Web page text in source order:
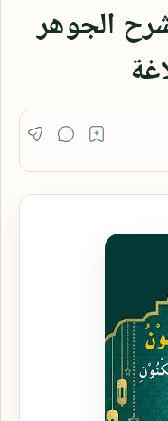
الجوهر